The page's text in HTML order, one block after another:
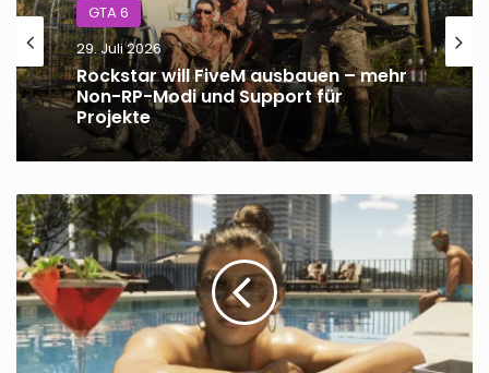
GTA 6
29. Juli 2026
Rockstar will FiveM ausbauen – mehr
Non-RP-Modi und Support für
Projekte
GTA
Online
Event-
Woche
9.
bis
15.
April